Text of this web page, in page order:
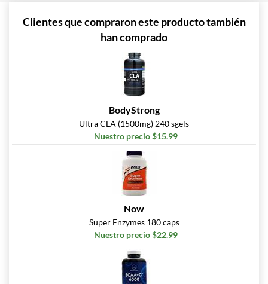
Clientes que compraron este producto también
han comprado
BodyStrong
Ultra CLA (1500mg) 240 sgels
Nuestro precio $15.99
Now
Super Enzymes 180 caps
Nuestro precio $22.99